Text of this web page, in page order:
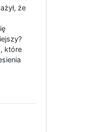
że
które